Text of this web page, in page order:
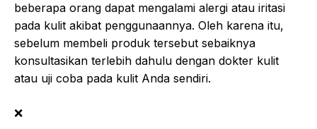
beberapa orang dapat mengalami alergi atau iritasi
pada kulit akibat penggunaannya. Oleh karena itu,
sebelum membeli produk tersebut sebaiknya
konsultasikan terlebih dahulu dengan dokter kulit
atau uji coba pada kulit Anda sendiri.
❌